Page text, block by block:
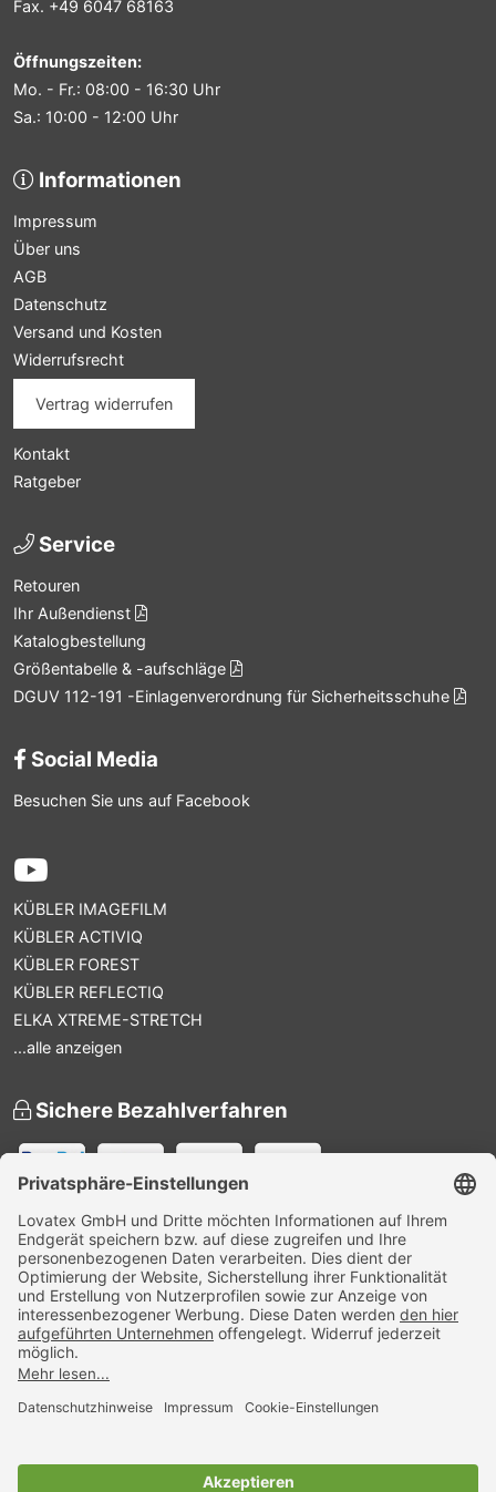
Fax. +49 6047 68163
Öffnungszeiten:
Mo. - Fr.: 08:00 - 16:30 Uhr
Sa.: 10:00 - 12:00 Uhr
Informationen
Impressum
Über uns
AGB
Datenschutz
Versand und Kosten
Widerrufsrecht
Vertrag widerrufen
Kontakt
Ratgeber
Service
Retouren
Ihr Außendienst
Katalogbestellung
Größentabelle & -aufschläge
DGUV 112-191 -Einlagenverordnung für Sicherheitsschuhe
Social Media
Besuchen Sie uns auf Facebook
KÜBLER IMAGEFILM
KÜBLER ACTIVIQ
KÜBLER FOREST
KÜBLER REFLECTIQ
ELKA XTREME-STRETCH
...alle anzeigen
Sichere Bezahlverfahren
Versandpartner
Zertifiziert